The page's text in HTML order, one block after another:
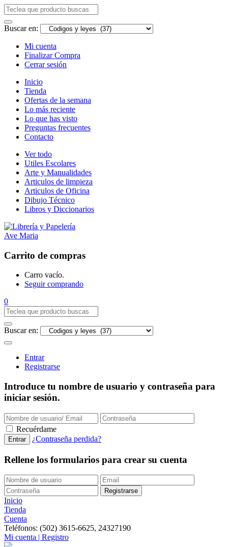
Buscar en:
Mi cuenta
Finalizar Compra
Cerrar sesión
Inicio
Tienda
Ofertas de la semana
Lo más reciente
Lo que has visto
Preguntas frecuentes
Contacto
Ver todo
Utiles Escolares
Arte y Manualidades
Articulos de limpieza
Articulos de Oficina
Dibujo Técnico
Libros y Diccionarios
Carrito de compras
Carro vacío.
Seguir comprando
0
Buscar en:
Entrar
Registrarse
Introduce tu nombre de usuario y contraseña para
iniciar sesión.
Recuérdame
¿Contraseña perdida?
Rellene los formularios para crear su cuenta
Inicio
Tienda
Cuenta
Teléfonos: (502) 3615-6625, 24327190
Mi cuenta | Registro